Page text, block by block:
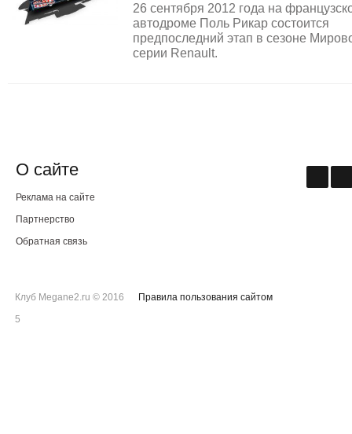
26 сентября 2012 года на
автодроме Поль Рикар состоится
предпоследний этап в сезоне
серии Renault.
О сайте
Реклама на сайте
Партнерство
Обратная связь
Клуб Megane2.ru © 2016
Правила пользования сайтом
5